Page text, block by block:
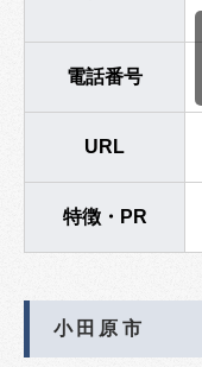
電話番号
URL
特徴・PR
小田原市